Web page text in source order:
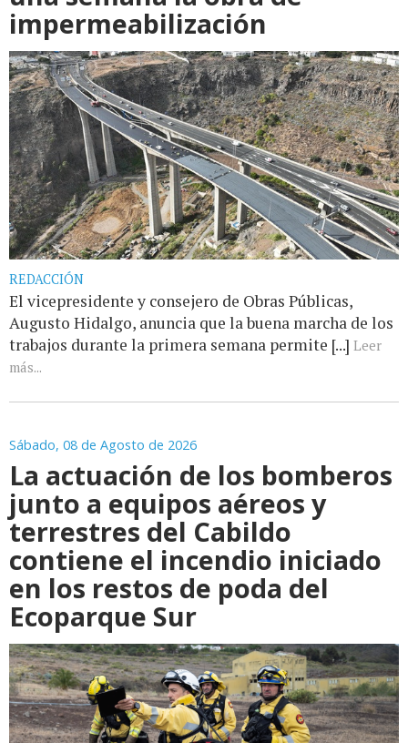
impermeabilización
REDACCIÓN
El vicepresidente y consejero de Obras Públicas,
Augusto Hidalgo, anuncia que la buena marcha de los
trabajos durante la primera semana permite [...] Leer
más...
Sábado, 08 de Agosto de 2026
La actuación de los bomberos
junto a equipos aéreos y
terrestres del Cabildo
contiene el incendio iniciado
en los restos de poda del
Ecoparque Sur